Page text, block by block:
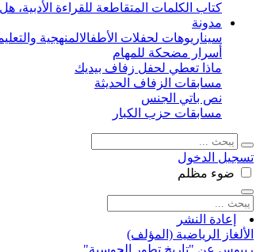
كتاب الكلمات المتقاطعة للقراءة الأدبية،
مدونة
سيناريوهات لحفلات الأطفالالمنهجية
أسرار مضحكة للمهام
ماذا تعطي لحفل زفاف بيديك
مسابقات الزفاف الحديثة
نص باتي الجنس
مسابقات حزب الكبار
تسجيل الدخول
ضوء مظلم
إعادة النشر
الألغاز الرياضية (المؤلف)
ريبوس عن "تاريخ تطور الحوسبة"